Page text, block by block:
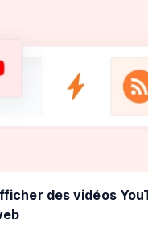
des vidéos